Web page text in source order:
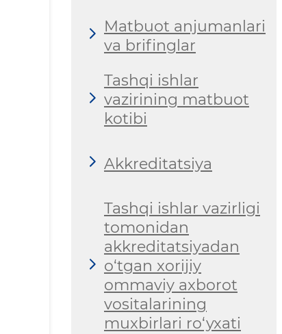
Matbuot anjumanlari
va brifinglar
Tashqi ishlar
vazirining matbuot
kotibi
Akkreditatsiya
Tashqi ishlar vazirligi
tomonidan
akkreditatsiyadan
o‘tgan xorijiy
ommaviy axborot
vositalarining
muxbirlari ro‘yxati